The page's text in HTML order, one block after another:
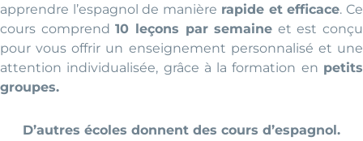
apprendre l’espagnol de manière rapide et efficace. Ce
cours comprend10 leçons par semaine et est conçu
pour vous offrir un enseignement personnalisé et une
attention individualisée, grâce à la formation en petits
groupes.
D’autres écoles donnent des cours d’espagnol.